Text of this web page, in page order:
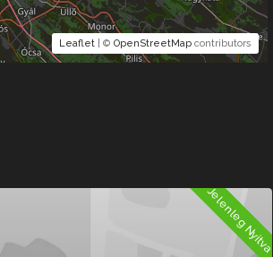
Leaflet| © OpenStreetMapcontributors
Jelenleg Nyitva